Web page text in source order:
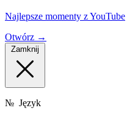
Najlepsze momenty z YouTube
Otwórz →
Zamknij
№ Język